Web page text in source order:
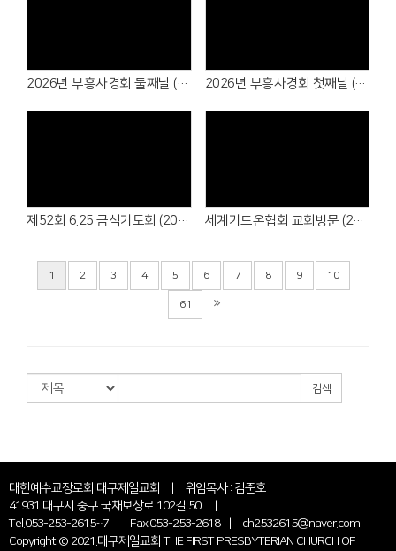
2026년 부흥사경회 둘째날 (2026. 6.23) 2026년 부흥사경회 첫째날 (2026. 6.22)
제52회 6.25 금식기도회 (2026. 6.21) 세계기드온협회 교회방문 (2026. 6.21)
1 2 3 4 5 6 7 8 9 10
61
검색
대한예수교장로회 대구제일교회 | 위임목사 : 김준호
41931 대구시 중구 국채보상로 102길 50 |
Tel.053-253-2615~7 | Fax.053-253-2618 | ch2532615@naver.com
Copyright © 2021.대구제일교회 THE FIRST PRESBYTERIAN CHURCH OF